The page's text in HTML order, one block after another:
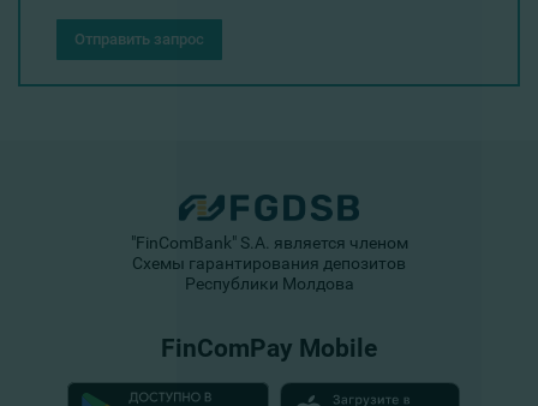
Отправить запрос
"FinComBank" S.A. является членом
Схемы гарантирования депозитов
Республики Молдова
FinComPay Mobile